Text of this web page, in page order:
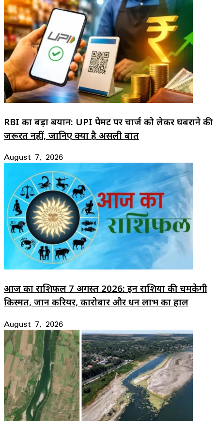
RBI का बड़ा बयान: UPI पेमेंट पर चार्ज को लेकर घबराने की
जरूरत नहीं, जानिए क्या है असली बात
August 7, 2026
आज का राशिफल 7 अगस्त 2026: इन राशियों की चमकेगी
किस्मत, जानें करियर, कारोबार और धन लाभ का हाल
August 7, 2026